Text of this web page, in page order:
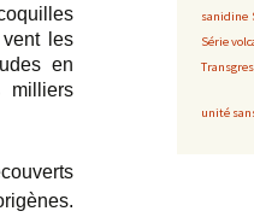
les
en
milliers
sanidine
Série
unité